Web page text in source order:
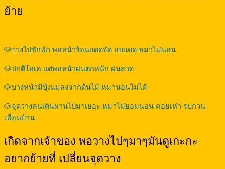
ย้าย
🐶วางไปซักพัก พอหน้าร้อนแดดจัด อบแดด หมาไม่นอน
🐶ปกติโอเค แต่พอหน้าฝนตกหนัก ฝนสาด
🐶บางหน้ามีบุ้งแมลงจากต้นไม้ หมานอนไม่ได้
🐶จุดวางคนเดินผ่านไปมาเยอะ หมาไม่ยอมนอน คอยเห่า รบกวน
เพื่อนบ้าน
เกิดจากเจ้าของ พอวางไปๆมาๆมันดูเกะกะ
อยากย้ายที่ เปลี่ยนจุดวาง